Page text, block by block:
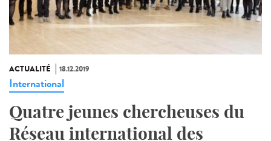
ACTUALITÉ 18.12.2019
International
Quatre jeunes chercheuses du
Réseau international des